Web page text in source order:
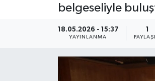
belgeseliyle
18.05.2026 - 15:37
YAYINLANMA